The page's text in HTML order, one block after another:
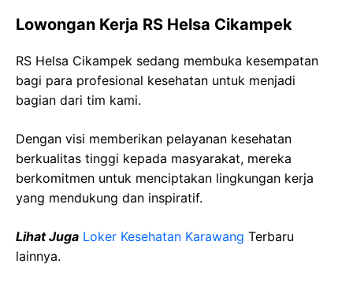
Lowongan Kerja RS Helsa Cikampek
RS Helsa Cikampek sedang membuka kesempatan
bagi para profesional kesehatan untuk menjadi
bagian dari tim kami.
Dengan visi memberikan pelayanan kesehatan
berkualitas tinggi kepada masyarakat, mereka
berkomitmen untuk menciptakan lingkungan kerja
yang mendukung dan inspiratif.
Lihat Juga Loker Kesehatan Karawang Terbaru
lainnya.